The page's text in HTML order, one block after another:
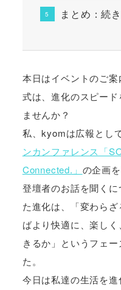
まとめ：続
本日はイベントのご
式は、進化のスピー
ませんか？
私、kyomは広報とし
ンカンファレンス「
Connected.」 の企画
登壇者のお話を聞く
た進化は、「変わら
ばより快適に、楽し
きるか」というフェ
た。
今日は私達の生活を